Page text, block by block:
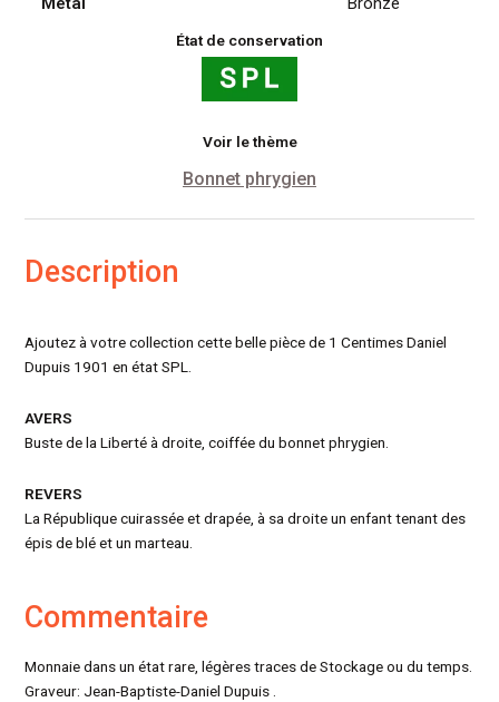
État de conservation
Voir le thème
Bonnet phrygien
Description
Ajoutez à votre collection cette belle pièce de 1 Centimes Daniel
Dupuis 1901 en état SPL.
AVERS
Buste de la Liberté à droite, coiffée du bonnet phrygien.
REVERS
La République cuirassée et drapée, à sa droite un enfant tenant des
épis de blé et un marteau.
Commentaire
Monnaie dans un état rare, légères traces de Stockage ou du temps.
Graveur: Jean-Baptiste-Daniel Dupuis .